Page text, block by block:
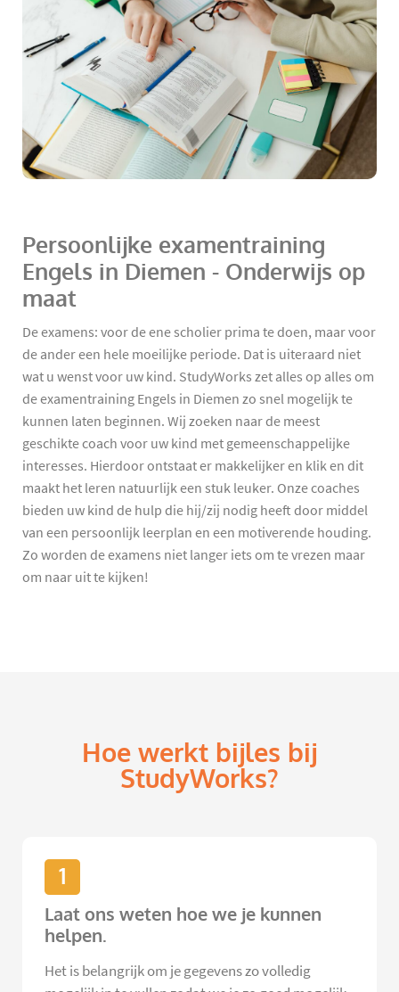
Persoonlijke examentraining
Engels in Diemen - Onderwijs op
maat
De examens: voor de ene scholier prima te doen, maar voor
de ander een hele moeilijke periode. Dat is uiteraard niet
wat u wenst voor uw kind. StudyWorks zet alles op alles om
de examentraining Engels in Diemen zo snel mogelijk te
kunnen laten beginnen. Wij zoeken naar de meest
geschikte coach voor uw kind met gemeenschappelijke
interesses. Hierdoor ontstaat er makkelijker en klik en dit
maakt het leren natuurlijk een stuk leuker. Onze coaches
bieden uw kind de hulp die hij/zij nodig heeft door middel
van een persoonlijk leerplan en een motiverende houding.
Zo worden de examens niet langer iets om te vrezen maar
om naar uit te kijken!
Hoe werkt bijles bij
StudyWorks?
1
Laat ons weten hoe we je kunnen
helpen.
Het is belangrijk om je gegevens zo volledig